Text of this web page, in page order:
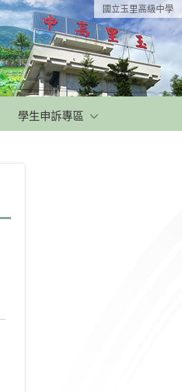
國立玉里高級中學
學生申訴專區